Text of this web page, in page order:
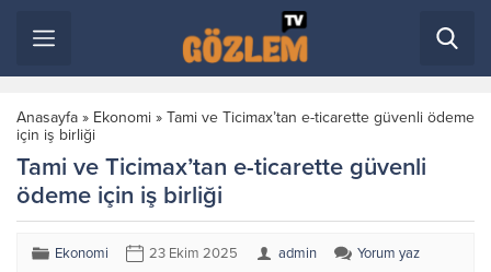
Anasayfa » Ekonomi » Tami ve Ticimax’tan e-ticarette güvenli ödeme
için iş birliği
Tami ve Ticimax’tan e-ticarette güvenli
ödeme için iş birliği
Ekonomi 23 Ekim 2025 admin
Yorum yaz